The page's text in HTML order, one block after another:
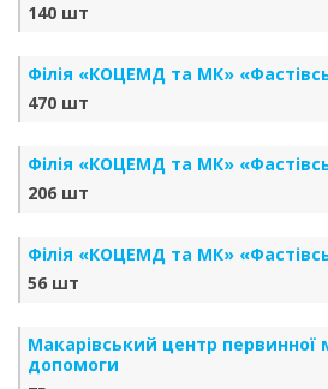
140 шт
Філія «КОЦЕМД та МК»
470 шт
Філія «КОЦЕМД та МК»
206 шт
Філія «КОЦЕМД та МК»
56 шт
Макарівський центр первинної
допомоги